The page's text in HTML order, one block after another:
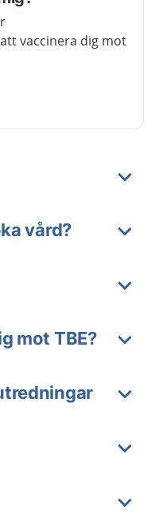
vaccinera dig mot
vård?
mot TBE?